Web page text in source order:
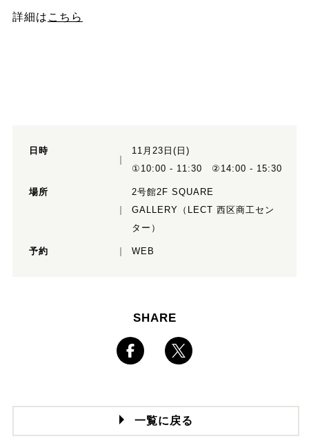
詳細は こちら
日時
11月23日(日)
①10:00 - 11:30 ②14:00 - 15:30
場所
2号館2F SQUARE
GALLERY（LECT 西区商工セン
ター）
予約 WEB
SHARE
一覧に戻る